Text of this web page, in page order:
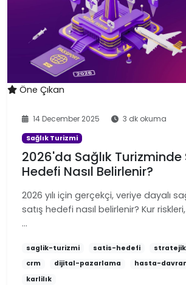
Öne Çıkan
14 December 2025 3 dk okuma
Sağlık Turizmi
2026'da Sağlık Turizminde
Hedefi Nasıl Belirlenir?
2026 yılı için gerçekçi, veriye dayalı
satış hedefi nasıl belirlenir? Kur
…
saglik-turizmi satis-hedefi
crm
dijital-pazarlama
hasta-
karlilık